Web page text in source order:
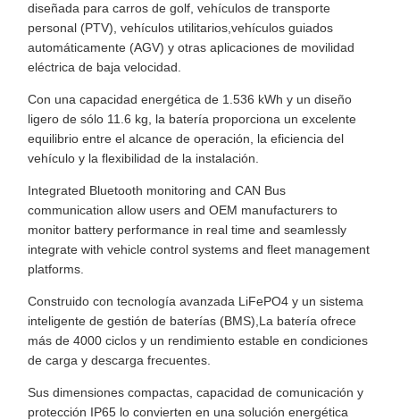
diseñada para carros de golf, vehículos de transporte
personal (PTV), vehículos utilitarios,vehículos guiados
automáticamente (AGV) y otras aplicaciones de movilidad
eléctrica de baja velocidad.
Con una capacidad energética de 1.536 kWh y un diseño
ligero de sólo 11.6 kg, la batería proporciona un excelente
equilibrio entre el alcance de operación, la eficiencia del
vehículo y la flexibilidad de la instalación.
Integrated Bluetooth monitoring and CAN Bus
communication allow users and OEM manufacturers to
monitor battery performance in real time and seamlessly
integrate with vehicle control systems and fleet management
platforms.
Construido con tecnología avanzada LiFePO4 y un sistema
inteligente de gestión de baterías (BMS),La batería ofrece
más de 4000 ciclos y un rendimiento estable en condiciones
de carga y descarga frecuentes.
Sus dimensiones compactas, capacidad de comunicación y
protección IP65 lo convierten en una solución energética